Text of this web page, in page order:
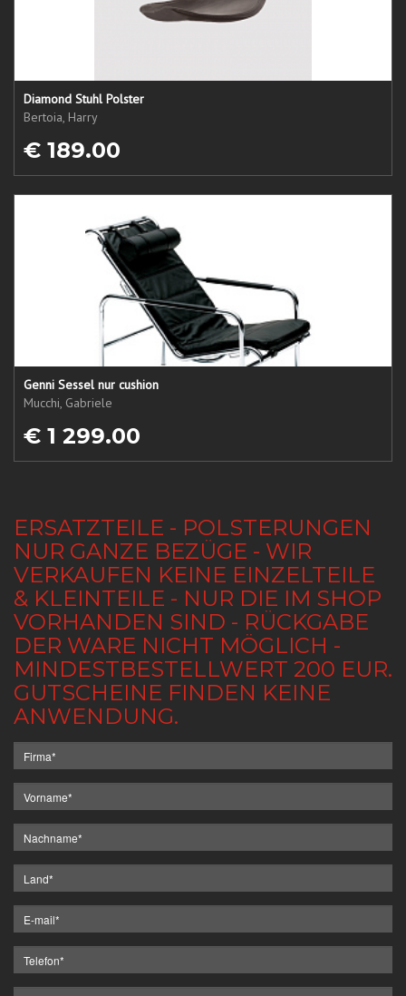
Diamond Stuhl Polster
Bertoia, Harry
€ 189.00
Genni Sessel nur cushion
Mucchi, Gabriele
€ 1 299.00
ERSATZTEILE - POLSTERUNGEN
NUR GANZE BEZÜGE - WIR
VERKAUFEN KEINE EINZELTEILE
& KLEINTEILE - NUR DIE IM SHOP
VORHANDEN SIND - RÜCKGABE
DER WARE NICHT MÖGLICH -
MINDESTBESTELLWERT 200 EUR.
GUTSCHEINE FINDEN KEINE
ANWENDUNG.